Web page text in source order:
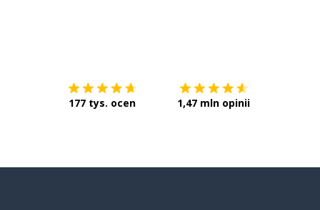
177 tys. ocen 1,47 mln opinii